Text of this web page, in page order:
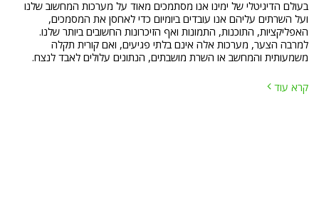
בעולם הדיגיטלי של ימינו אנו מסתמכים מאוד על מערכות המחשוב שלנו
ועל השרתים עליהם אנו עובדים ביומיום כדי לאחסן את המסמכים,
האפליקציות, התוכנות, התמונות ואף הזיכרונות החשובים ביותר שלנו.
למרבה הצער, מערכות אלה אינם בלתי פגיעים, ואם קורית תקלה
משמעותית והמחשב או השרת מושבתים, הנתונים עלולים לאבד לנצח.
קרא עוד